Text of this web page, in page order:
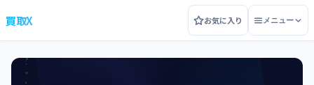
買取X お気に入り メニュー